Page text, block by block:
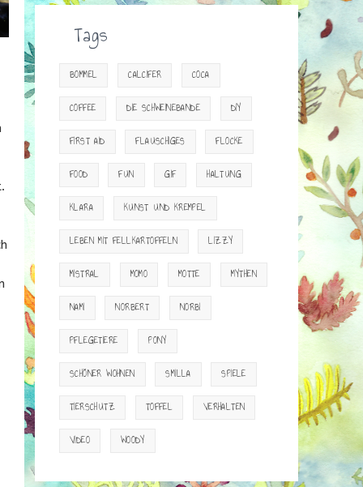
Tags
BOMMEL CALCIFER COCA
COFFEE DIE SCHWEINEBANDE DIY
FIRST AID FLAUSCHIGES FLOCKE
FOOD FUN GIF HALTUNG
KLARA KUNST UND KREMPEL
LEBEN MIT FELLKARTOFFELN LIZZY
MISTRAL MOMO MOTTE MYTHEN
NAMI NORBERT NORBI
PFLEGETIERE PONY
SCHÖNER WOHNEN SMILLA SPIELE
TIERSCHUTZ TOFFEL VERHALTEN
VIDEO WOODY